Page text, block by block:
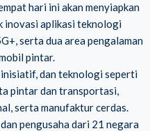
hari ini akan menyiapkan
inovasi aplikasi teknologi
serta dua area pengalaman
pintar.
inisiatif, dan teknologi seperti
pintar dan transportasi,
serta manufaktur cerdas.
pengusaha dari 21 negara